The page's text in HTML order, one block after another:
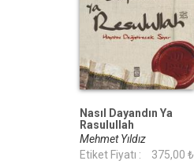
Nasıl Dayandın Ya
Rasulullah
Mehmet Yıldız
Etiket Fiyatı :
375,00 ₺